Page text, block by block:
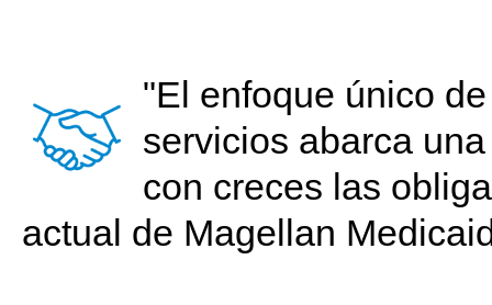
"El enfoque único
servicios abarca
con creces las
actual de Magellan